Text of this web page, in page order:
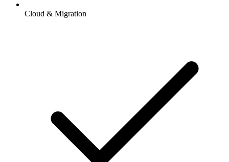
Cloud & Migration